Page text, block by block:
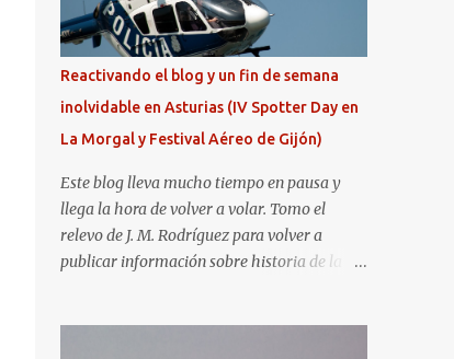
Reactivando el blog y un fin de semana
inolvidable en Asturias (IV Spotter Day en
La Morgal y Festival Aéreo de Gijón)
Este blog lleva mucho tiempo en pausa y
llega la hora de volver a volar. Tomo el
relevo de J. M. Rodríguez para volver a
publicar información sobre historia de la